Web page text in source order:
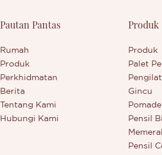
Pautan Pantas
Rumah
Produk
Perkhidmatan
Berita
Tentang Kami
Hubungi Kami
Produk
Produk
Palet
Gincu
Pensil
Pensil